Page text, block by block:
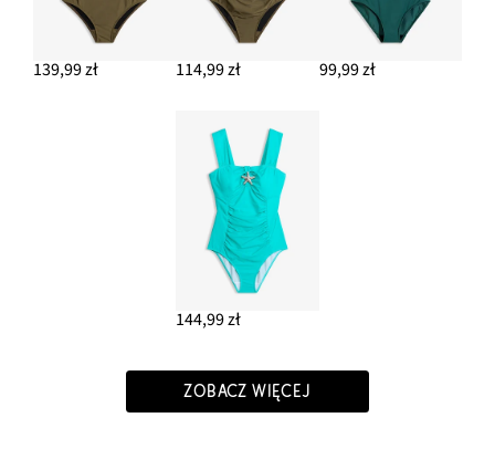
139,99 zł 114,99 zł 99,99 zł
144,99 zł
ZOBACZ WIĘCEJ